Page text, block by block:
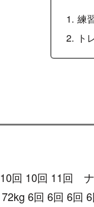
練
ト
回 10回 11回 ナ
6回 6回 6回 6